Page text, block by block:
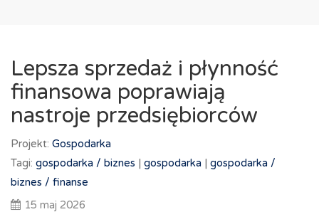
Lepsza sprzedaż i płynność
finansowa poprawiają
nastroje przedsiębiorców
Projekt: Gospodarka
Tagi: gospodarka / biznes | gospodarka | gospodarka /
biznes / finanse
15 maj 2026